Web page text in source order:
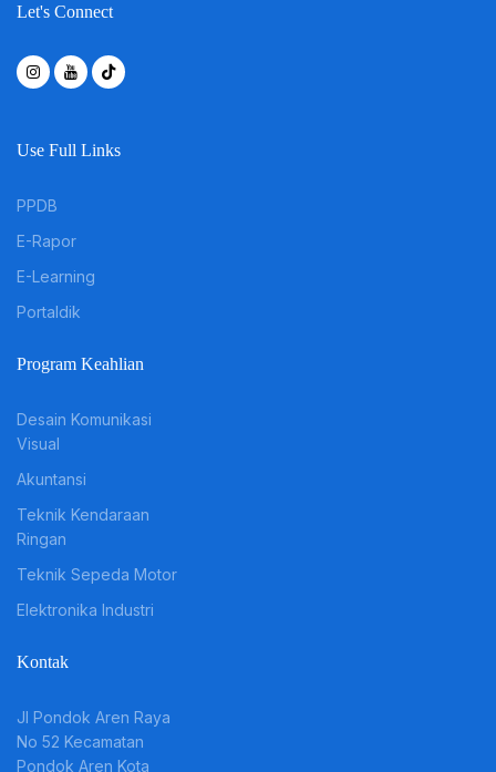
Let's Connect
Use Full Links
PPDB
E-Rapor
E-Learning
Portaldik
Program Keahlian
Desain Komunikasi
Visual
Akuntansi
Teknik Kendaraan
Ringan
Teknik Sepeda Motor
Elektronika Industri
Kontak
JI Pondok Aren Raya
No 52 Kecamatan
Pondok Aren Kota